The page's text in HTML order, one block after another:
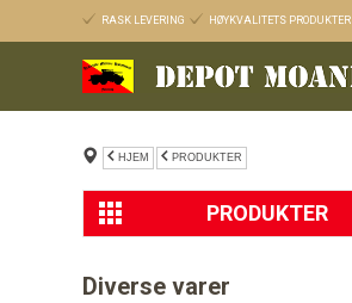
RASK LEVERING HØYKVALITETS PRODUKTER
HJEM PRODUKTER
PRODUKTER
Diverse varer